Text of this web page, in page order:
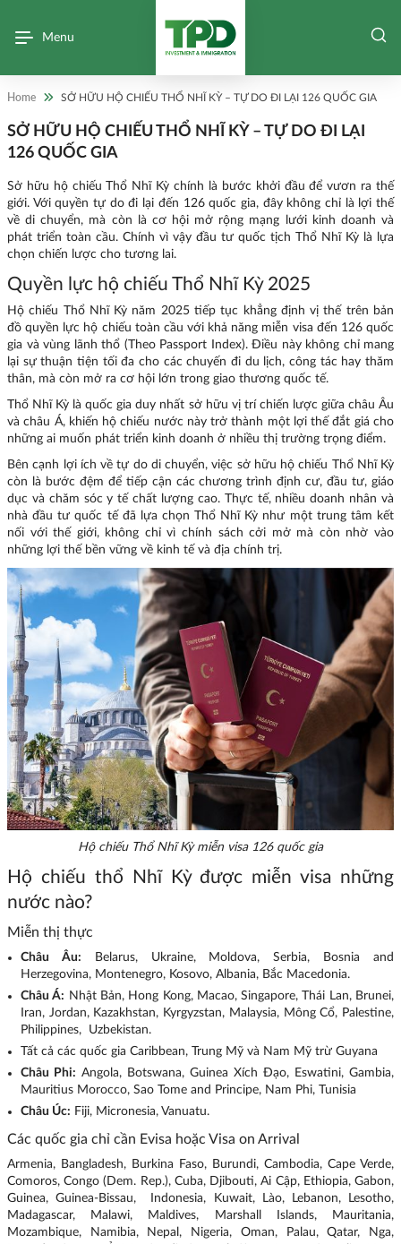
Menu
Home SỞ HỮU HỘ CHIẾU THỔ NHĨ KỲ – TỰ DO ĐI LẠI 126 QUỐC GIA
SỞ HỮU HỘ CHIẾU THỔ NHĨ KỲ – TỰ DO ĐI LẠI
126 QUỐC GIA
Sở hữu hộ chiếu Thổ Nhĩ Kỳ chính là bước khởi đầu để vươn ra thế
giới. Với quyền tự do đi lại đến 126 quốc gia, đây không chỉ là lợi thế
về di chuyển, mà còn là cơ hội mở rộng mạng lưới kinh doanh và
phát triển toàn cầu. Chính vì vậy đầu tư quốc tịch Thổ Nhĩ Kỳ là lựa
chọn chiến lược cho tương lai.
Quyền lực hộ chiếu Thổ Nhĩ Kỳ 2025
Hộ chiếu Thổ Nhĩ Kỳ năm 2025 tiếp tục khẳng định vị thế trên bản
đồ quyền lực hộ chiếu toàn cầu với khả năng miễn visa đến 126 quốc
gia và vùng lãnh thổ (Theo Passport Index). Điều này không chỉ mang
lại sự thuận tiện tối đa cho các chuyến đi du lịch, công tác hay thăm
thân, mà còn mở ra cơ hội lớn trong giao thương quốc tế.
Thổ Nhĩ Kỳ là quốc gia duy nhất sở hữu vị trí chiến lược giữa châu Âu
và châu Á, khiến hộ chiếu nước này trở thành một lợi thế đắt giá cho
những ai muốn phát triển kinh doanh ở nhiều thị trường trọng điểm.
Bên cạnh lợi ích về tự do di chuyển, việc sở hữu hộ chiếu Thổ Nhĩ Kỳ
còn là bước đệm để tiếp cận các chương trình định cư, đầu tư, giáo
dục và chăm sóc y tế chất lượng cao. Thực tế, nhiều doanh nhân và
nhà đầu tư quốc tế đã lựa chọn Thổ Nhĩ Kỳ như một trung tâm kết
nối với thế giới, không chỉ vì chính sách cởi mở mà còn nhờ vào
những lợi thế bền vững về kinh tế và địa chính trị.
Hộ chiếu Thổ Nhĩ Kỳ miễn visa 126 quốc gia
Hộ chiếu thổ Nhĩ Kỳ được miễn visa những
nước nào?
Miễn thị thực
Châu Âu: Belarus, Ukraine, Moldova, Serbia, Bosnia and
Herzegovina, Montenegro, Kosovo, Albania, Bắc Macedonia.
Châu Á: Nhật Bản, Hong Kong, Macao, Singapore, Thái Lan, Brunei,
Iran, Jordan, Kazakhstan, Kyrgyzstan, Malaysia, Mông Cổ, Palestine,
Philippines, Uzbekistan.
Tất cả các quốc gia Caribbean, Trung Mỹ và Nam Mỹ trừ Guyana
Châu Phi: Angola, Botswana, Guinea Xích Đạo, Eswatini, Gambia,
Mauritius Morocco, Sao Tome and Principe, Nam Phi, Tunisia
Châu Úc: Fiji, Micronesia, Vanuatu.
Các quốc gia chỉ cần Evisa hoặc Visa on Arrival
Armenia, Bangladesh, Burkina Faso, Burundi, Cambodia, Cape Verde,
Comoros, Congo (Dem. Rep.), Cuba, Djibouti, Ai Cập, Ethiopia, Gabon,
Guinea, Guinea-Bissau, Indonesia, Kuwait, Lào, Lebanon, Lesotho,
Madagascar, Malawi, Maldives, Marshall Islands, Mauritania,
Mozambique, Namibia, Nepal, Nigeria, Oman, Palau, Qatar, Nga,